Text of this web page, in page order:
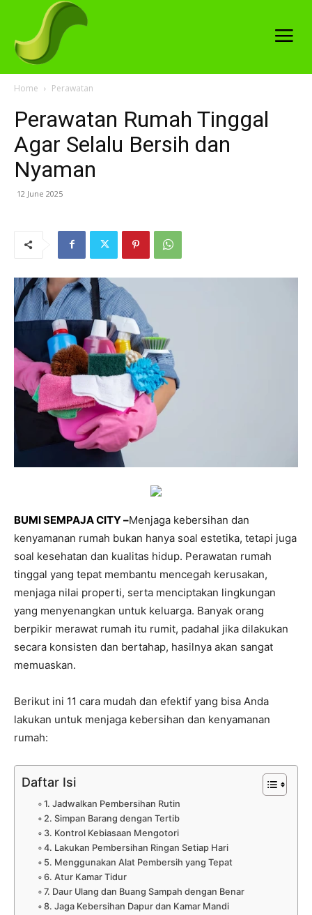
Home Perawatan
Perawatan Rumah Tinggal
Agar Selalu Bersih dan
Nyaman
12 June 2025
BUMI SEMPAJA CITY –Menjaga kebersihan dan
kenyamanan rumah bukan hanya soal estetika, tetapi juga
soal kesehatan dan kualitas hidup. Perawatan rumah
tinggal yang tepat membantu mencegah kerusakan,
menjaga nilai properti, serta menciptakan lingkungan
yang menyenangkan untuk keluarga. Banyak orang
berpikir merawat rumah itu rumit, padahal jika dilakukan
secara konsisten dan bertahap, hasilnya akan sangat
memuaskan.
Berikut ini 11 cara mudah dan efektif yang bisa Anda
lakukan untuk menjaga kebersihan dan kenyamanan
rumah:
Daftar Isi
1. Jadwalkan Pembersihan Rutin
2. Simpan Barang dengan Tertib
3. Kontrol Kebiasaan Mengotori
4. Lakukan Pembersihan Ringan Setiap Hari
5. Menggunakan Alat Pembersih yang Tepat
6. Atur Kamar Tidur
7. Daur Ulang dan Buang Sampah dengan Benar
8. Jaga Kebersihan Dapur dan Kamar Mandi